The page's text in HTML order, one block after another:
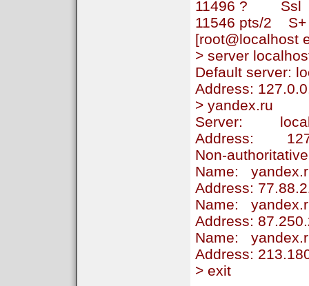
11496 ? Ssl
11546 pts/2
[root@localhost
> server
Default server:
Address:
> yandex.ru
Server:
Address:
Non-
Name:
Address:
Name:
Address:
Name:
Address:
> exit